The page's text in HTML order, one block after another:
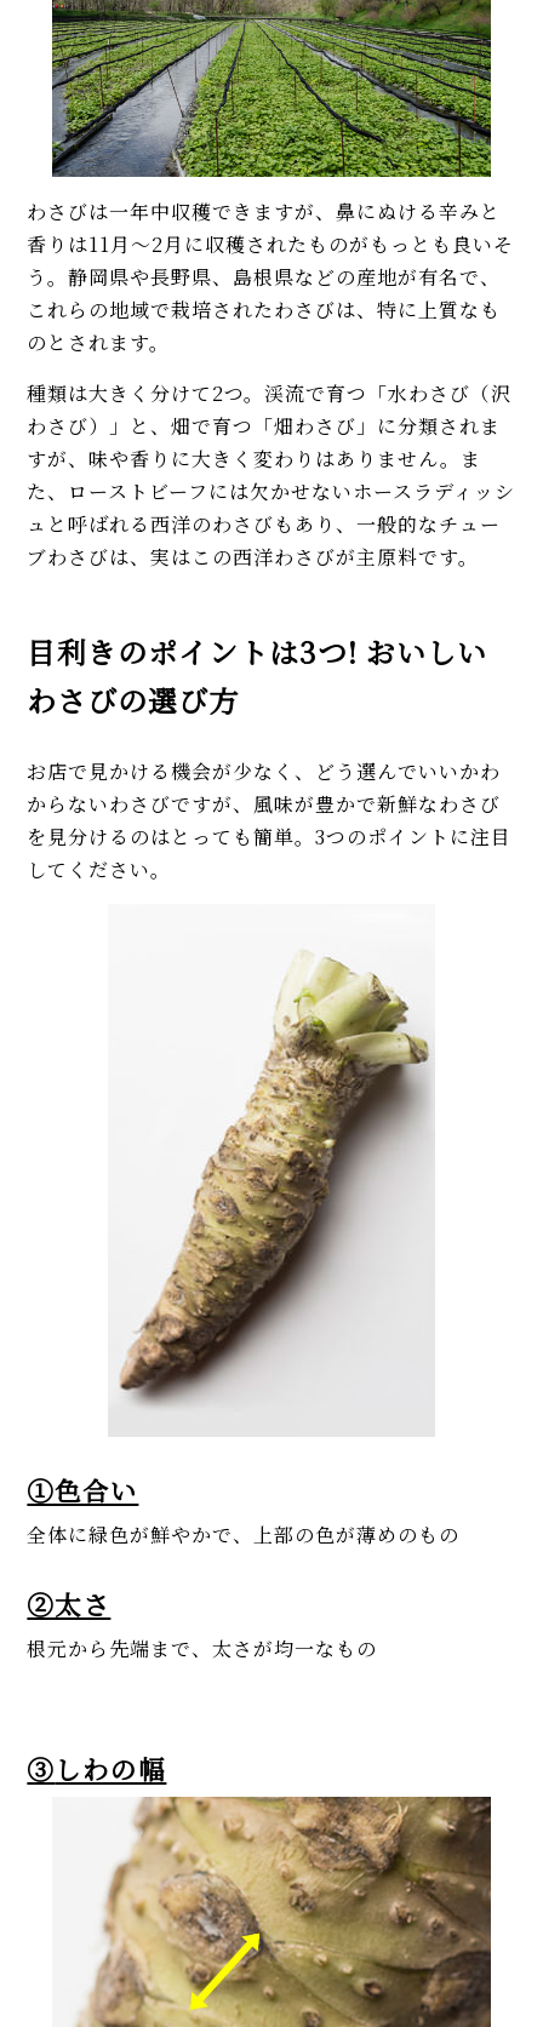
わさびは一年中収穫できますが、鼻にぬける辛みと
香りは11月～2月に収穫されたものがもっとも良いそ
う。静岡県や長野県、島根県などの産地が有名で、
これらの地域で栽培されたわさびは、特に上質なも
のとされます。
種類は大きく分けて2つ。渓流で育つ「水わさび（沢
わさび）」と、畑で育つ「畑わさび」に分類されま
すが、味や香りに大きく変わりはありません。ま
た、ローストビーフには欠かせないホースラディッシ
ュと呼ばれる西洋のわさびもあり、一般的なチュー
ブわさびは、実はこの西洋わさびが主原料です。
目利きのポイントは3つ! おいしい
わさびの選び方
お店で見かける機会が少なく、どう選んでいいかわ
からないわさびですが、風味が豊かで新鮮なわさび
を見分けるのはとっても簡単。3つのポイントに注目
してください。
①色合い
全体に緑色が鮮やかで、上部の色が薄めのもの
②太さ
根元から先端まで、太さが均一なもの
③しわの幅
エリックサウス直伝「本格バタ
ーチキンカレー」人気レシピ。
甘さ控えめで米にも合う！
MORE